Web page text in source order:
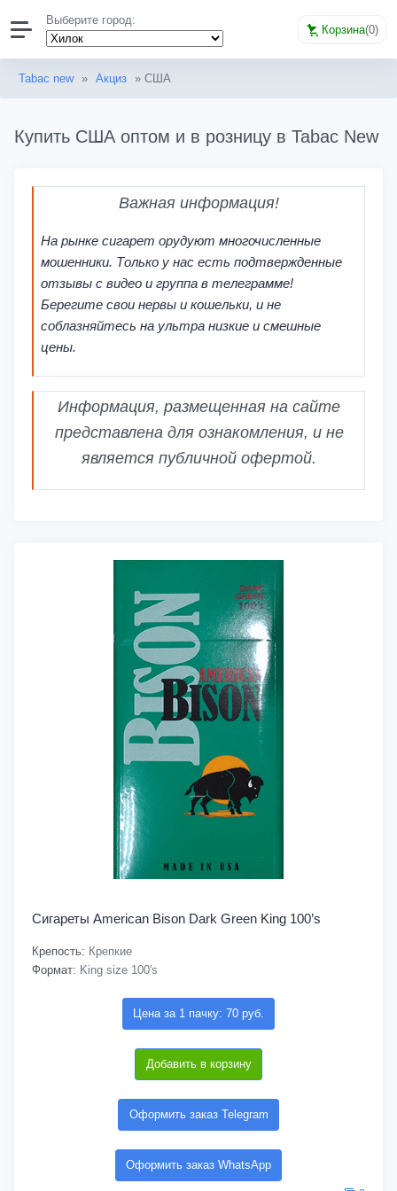
Выберите город:
Корзина(0)
Tabac new » Акциз » США
Купить США оптом и в розницу в Tabac New
Важная информация!
На рынке сигарет орудуют многочисленные
мошенники. Только у нас есть подтвержденные
отзывы с видео и группа в телеграмме!
Берегите свои нервы и кошельки, и не
соблазняйтесь на ультра низкие и смешные
цены.
Информация, размещенная на сайте
представлена для ознакомления, и не
является публичной офертой.
Сигареты American Bison Dark Green King 100’s
Крепость: Крепкие
Формат: King size 100's
Цена за 1 пачку: 70 руб.
Добавить в корзину
Оформить заказ Telegram
Оформить заказ WhatsApp